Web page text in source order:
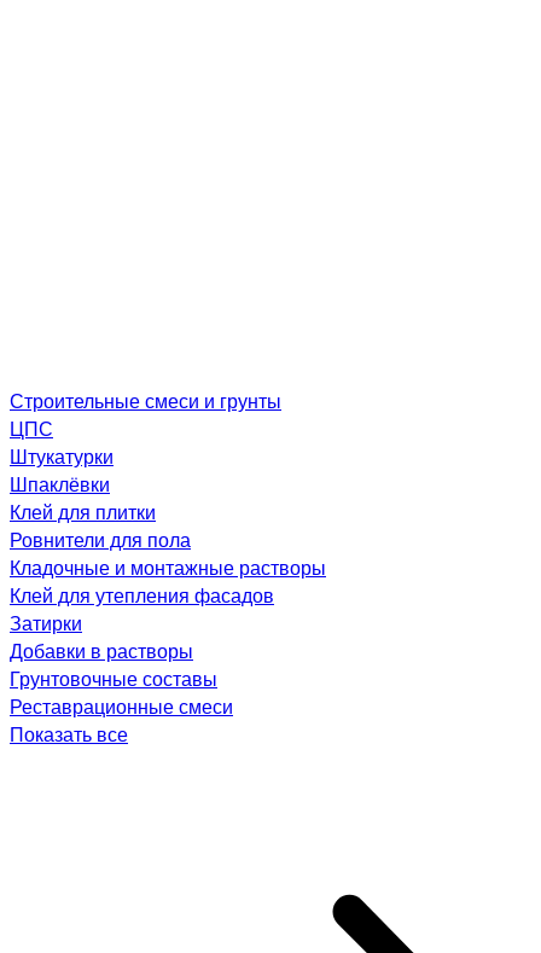
Строительные смеси и грунты
ЦПС
Штукатурки
Шпаклёвки
Клей для плитки
Ровнители для пола
Кладочные и монтажные растворы
Клей для утепления фасадов
Затирки
Добавки в растворы
Грунтовочные составы
Реставрационные смеси
Показать все